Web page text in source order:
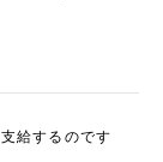
給するのです